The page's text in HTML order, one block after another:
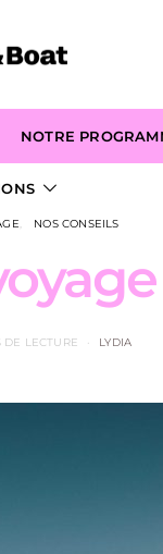
NOTRE
NOS CONSEILS
DE LECTURE LYDIA